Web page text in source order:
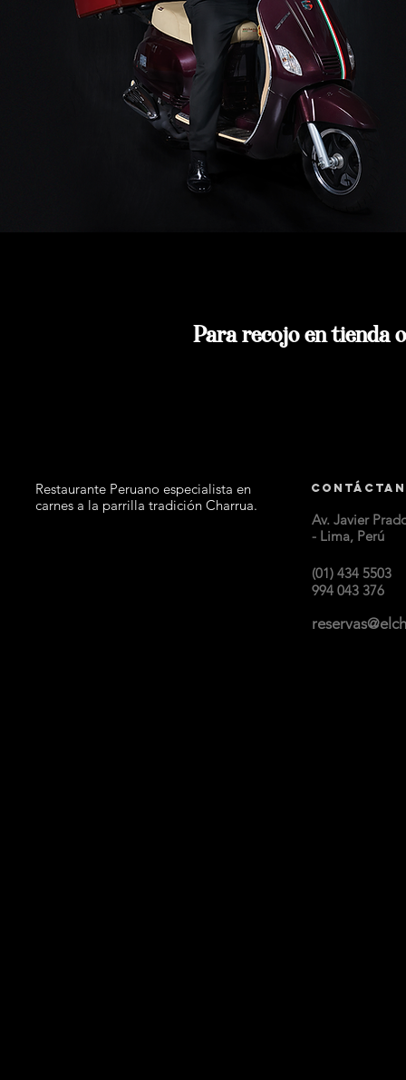
Para recojo en tienda
Restaurante Peruano especialista en
carnes a la parrilla tradición Charrua.
Av. Javier
- Lima, Perú
(01) 434 5503
994 043 376